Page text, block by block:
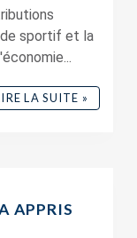
sportif et la
LA SUITE »
APPRIS